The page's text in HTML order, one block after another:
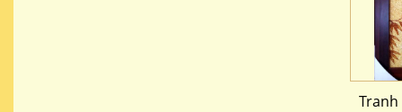
Tranh